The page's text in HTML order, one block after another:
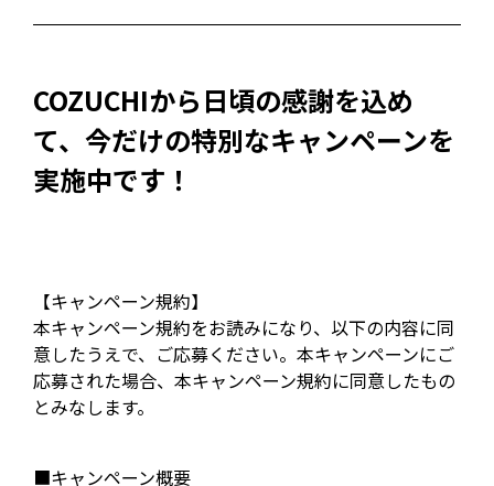
COZUCHIから日頃の感謝を込め
て、今だけの特別なキャンペーンを
実施中です！
【キャンペーン規約】
本キャンペーン規約をお読みになり、以下の内容に同
意したうえで、ご応募ください。本キャンペーンにご
応募された場合、本キャンペーン規約に同意したもの
とみなします。
■キャンペーン概要